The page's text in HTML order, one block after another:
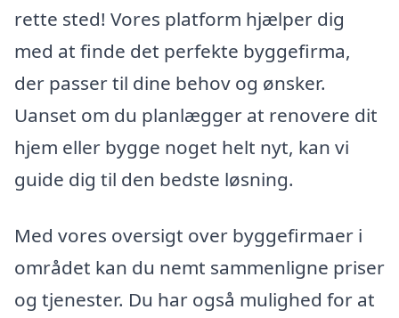
rette sted! Vores platform hjælper dig
med at finde det perfekte byggefirma,
der passer til dine behov og ønsker.
Uanset om du planlægger at renovere dit
hjem eller bygge noget helt nyt, kan vi
guide dig til den bedste løsning.
Med vores oversigt over byggefirmaer i
området kan du nemt sammenligne priser
og tjenester. Du har også mulighed for at